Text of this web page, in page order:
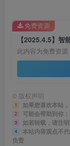
【2025.4.5】
此内容为免费资
免费资源
© 版权声明
1 如果您喜欢本站，
2 可能会帮助到你：
3 如若转载，请注
4
本站内容观点不
负责